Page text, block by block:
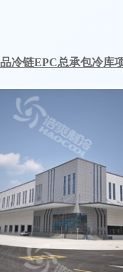
冷链EPC总承包冷库